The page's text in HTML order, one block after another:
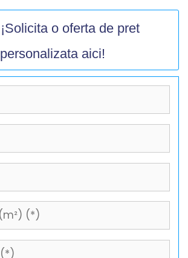
¡Solicita o oferta de pret
personalizata aici!